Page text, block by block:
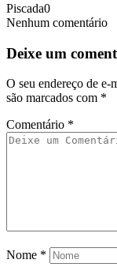
Piscada0
Nenhum comentário
Deixe um
O seu endereço de e-
são marcados com *
Comentário *
Nome *